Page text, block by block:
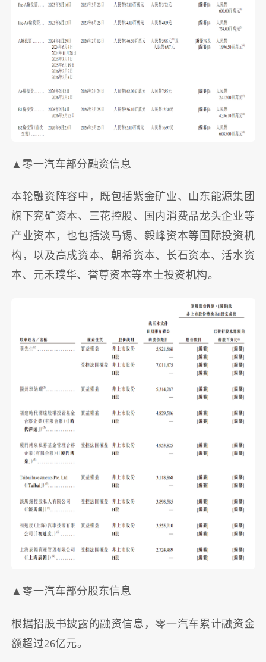
▲零一汽车部分融资信息
本轮融资阵容中，既包括紫金矿业、山东能源集团
旗下兖矿资本、三花控股、国内消费品龙头企业等
产业资本，也包括淡马锡、毅峰资本等国际投资机
构，以及高成资本、朝希资本、长石资本、活水资
本、元禾璞华、誉尊资本等本土投资机构。
▲零一汽车部分股东信息
根据招股书披露的融资信息，零一汽车累计融资金
额超过26亿元。